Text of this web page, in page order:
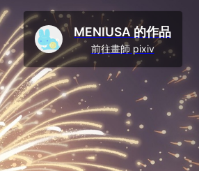
MENIUSA 的作品
前往畫師 pixiv